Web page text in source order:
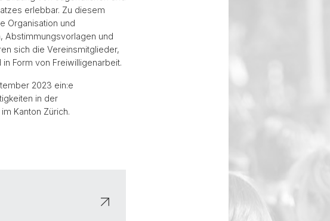
erlebbar. Zu diesem
Organisation und
Abstimmungsvorlagen und
sich die Vereinsmitglieder,
Form von Freiwilligenarbeit.
2023 ein:e
in der
Kanton Zürich.